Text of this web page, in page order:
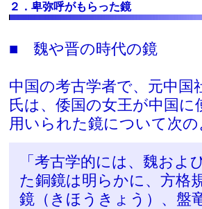
２．卑弥呼がもらった鏡
■ 魏や晋の時代の鏡
中国の考古学者で、元中国
氏は、倭国の女王が中国
用いられた鏡について次
「考古学的には、魏およ
た銅鏡は明らかに、方格
鏡（きほうきょう）、盤